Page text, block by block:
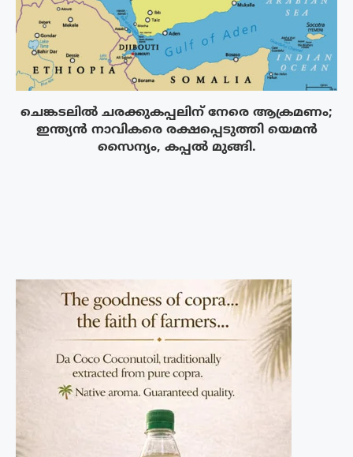
ചെങ്കടലിൽ ചരക്കുകപ്പലിന് നേരെ ആക്രമണം;
ഇന്ത്യൻ നാവികരെ രക്ഷപ്പെടുത്തി യെമൻ
സൈന്യം, കപ്പൽ മുങ്ങി.